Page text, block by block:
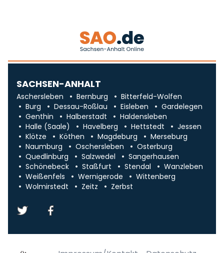
SACHSEN-ANHALT
Aschersleben Bernburg
Bitterfeld-Wolfen
Burg
Dessau-Roßlau Eisleben
Gardelegen
Genthin
Halberstadt
Haldensleben
Halle (Saale)
Havelberg Hettstedt
Jessen
Klötze
Köthen Magdeburg
Merseburg
Naumburg
Oschersleben
Osterburg
Quedlinburg
Salzwedel
Sangerhausen
Schönebeck
Staßfurt Stendal
Wanzleben
Weißenfels
Wernigerode
Wittenberg
Wolmirstedt
Zeitz Zerbst